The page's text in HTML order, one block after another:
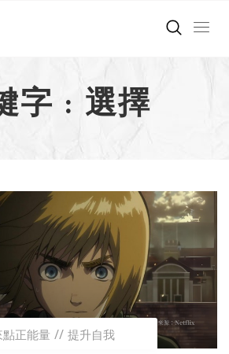
字 : 選擇
點正能量 提升自我